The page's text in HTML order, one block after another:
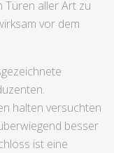
Türen aller Art zu
vor dem
halten versuchten
besser
ist eine